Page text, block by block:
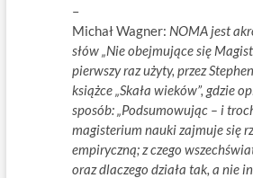
–
Michał Wagner: NOMA jest
słów „Nie obejmujące się
pierwszy raz użyty, przez
książce „Skała wieków”, gdzie
sposób: „Podsumowując – i
magisterium nauki zajmuje się
empiryczną; z czego
oraz dlaczego działa tak, a nie